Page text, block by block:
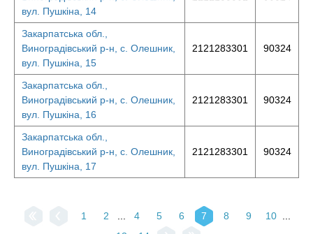
вул. Пушкіна, 14
Закарпатська обл.,
Виноградівський р-н, с. Олешник,
вул. Пушкіна, 15
2121283301 90324
Закарпатська обл.,
Виноградівський р-н, с. Олешник,
вул. Пушкіна, 16
2121283301 90324
Закарпатська обл.,
Виноградівський р-н, с. Олешник,
вул. Пушкіна, 17
2121283301 90324
1 2 4 5 6 7 8 9 10